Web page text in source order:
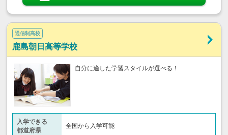
通信制高校
鹿島朝日高等学校
自分に適した学習スタイルが選べる！
入学できる
都道府県
全国から入学可能